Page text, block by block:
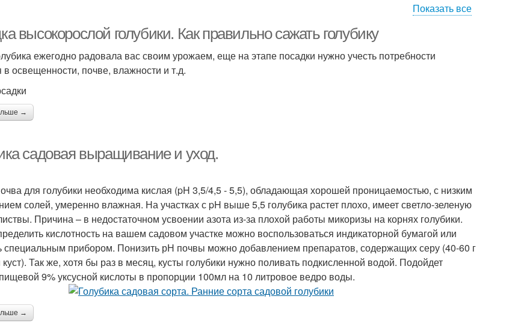
Показать все
высокорослой голубики. Как правильно сажать голубику
ежегодно радовала вас своим урожаем, еще на этапе посадки нужно учесть потребности
в освещенности, почве, влажности и т.д.
→
садовая выращивание и уход.
для голубики необходима кислая (pH 3,5/4,5 - 5,5), обладающая хорошей проницаемостью, с низким
солей, умеренно влажная. На участках с pH выше 5,5 голубика растет плохо, имеет светло-зеленую
Причина – в недостаточном усвоении азота из-за плохой работы микоризы на корнях голубики.
кислотность на вашем садовом участке можно воспользоваться индикаторной бумагой или
специальным прибором. Понизить рН почвы можно добавлением препаратов, содержащих серу (40-60 г
Так же, хотя бы раз в месяц, кусты голубики нужно поливать подкисленной водой. Подойдет
9% уксусной кислоты в пропорции 100мл на 10 литровое ведро воды.
→